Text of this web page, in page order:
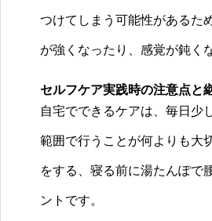
つけてしまう可能性があるた
が強くなったり、感覚が鈍く
セルフケア実践時の注意点と
自宅でできるケアは、毎日少
範囲で行うことが何よりも大
をする、寝る前に湯たんぽで
ントです。